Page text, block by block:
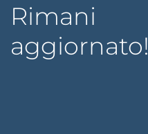
Rimani
aggiornato!